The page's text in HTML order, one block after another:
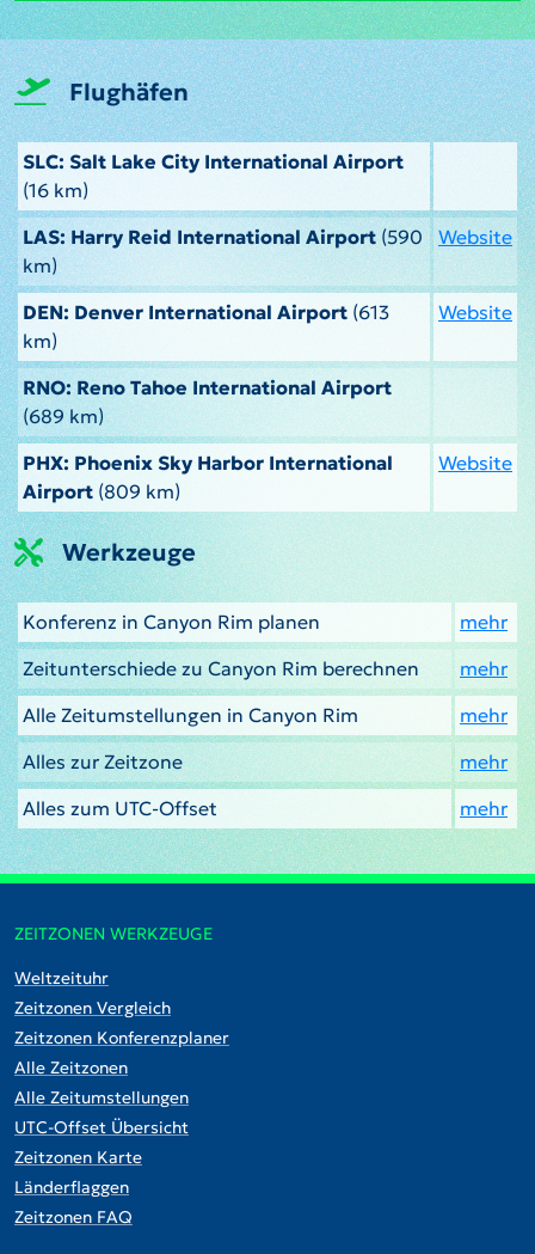
Flughäfen
SLC: Salt Lake City International Airport
(16 km)
LAS: Harry Reid International Airport(590
km)
Website
DEN: Denver International Airport (613
km)
Website
RNO: Reno Tahoe International Airport
(689 km)
PHX: Phoenix Sky Harbor International
Airport (809 km)
Website
Werkzeuge
Konferenz in Canyon Rim planen
mehr
Zeitunterschiede zu Canyon Rim berechnen
mehr
Alle Zeitumstellungen in Canyon Rim
mehr
Alles zur Zeitzone
mehr
Alles zum UTC-Offset
mehr
ZEITZONEN WERKZEUGE
Weltzeituhr
Zeitzonen Vergleich
Zeitzonen Konferenzplaner
Alle Zeitzonen
Alle Zeitumstellungen
UTC-Offset Übersicht
Zeitzonen Karte
Länderflaggen
Zeitzonen FAQ